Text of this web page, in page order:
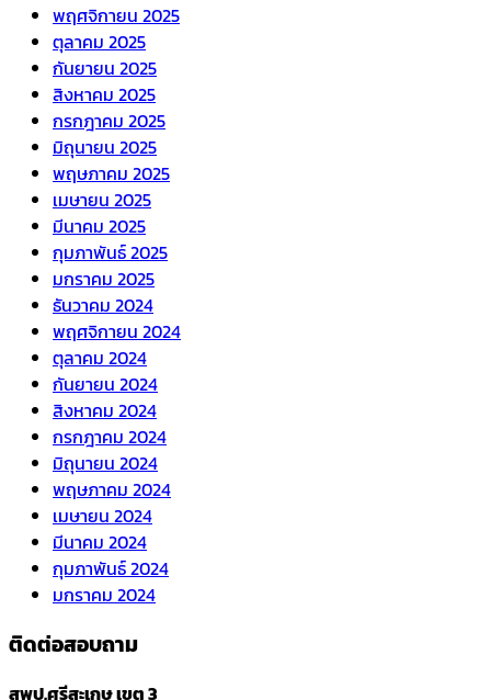
พฤศจิกายน 2025
ตุลาคม 2025
กันยายน 2025
สิงหาคม 2025
กรกฎาคม 2025
มิถุนายน 2025
พฤษภาคม 2025
เมษายน 2025
มีนาคม 2025
กุมภาพันธ์ 2025
มกราคม 2025
ธันวาคม 2024
พฤศจิกายน 2024
ตุลาคม 2024
กันยายน 2024
สิงหาคม 2024
กรกฎาคม 2024
มิถุนายน 2024
พฤษภาคม 2024
เมษายน 2024
มีนาคม 2024
กุมภาพันธ์ 2024
มกราคม 2024
ติดต่อสอบถาม
สพป.ศรีสะเกษ เขต 3